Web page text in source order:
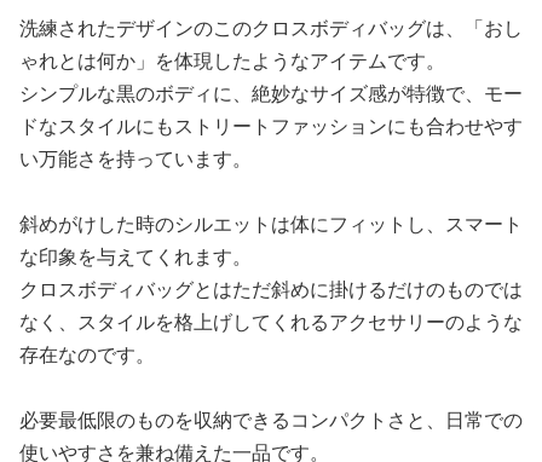
洗練されたデザインのこのクロスボディバッグは、「おし
ゃれとは何か」を体現したようなアイテムです。
シンプルな黒のボディに、絶妙なサイズ感が特徴で、モー
ドなスタイルにもストリートファッションにも合わせやす
い万能さを持っています。
斜めがけした時のシルエットは体にフィットし、スマート
な印象を与えてくれます。
クロスボディバッグとはただ斜めに掛けるだけのものでは
なく、スタイルを格上げしてくれるアクセサリーのような
存在なのです。
必要最低限のものを収納できるコンパクトさと、日常での
使いやすさを兼ね備えた一品です。